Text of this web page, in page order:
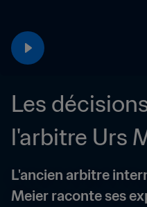
Les
l'arbitre Urs
L'ancien arbitre
Meier raconte ses